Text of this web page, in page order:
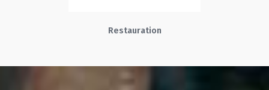
Restauration